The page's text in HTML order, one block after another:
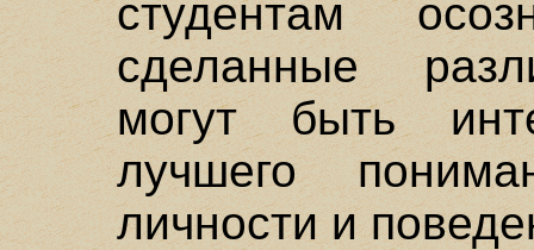
студентам
сделанные
могут быть
лучшего
личности и